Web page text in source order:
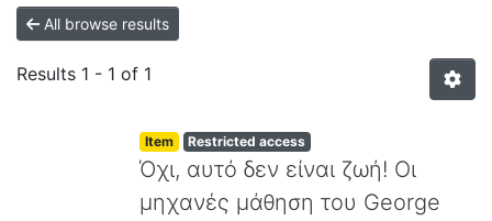
All browse results
Results 1 - 1 of 1
Item Restricted access
Όχι, αυτό δεν είναι ζωή! Οι
μηχανές μάθηση του George